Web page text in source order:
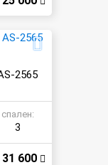
2565
спален:
3
31 600